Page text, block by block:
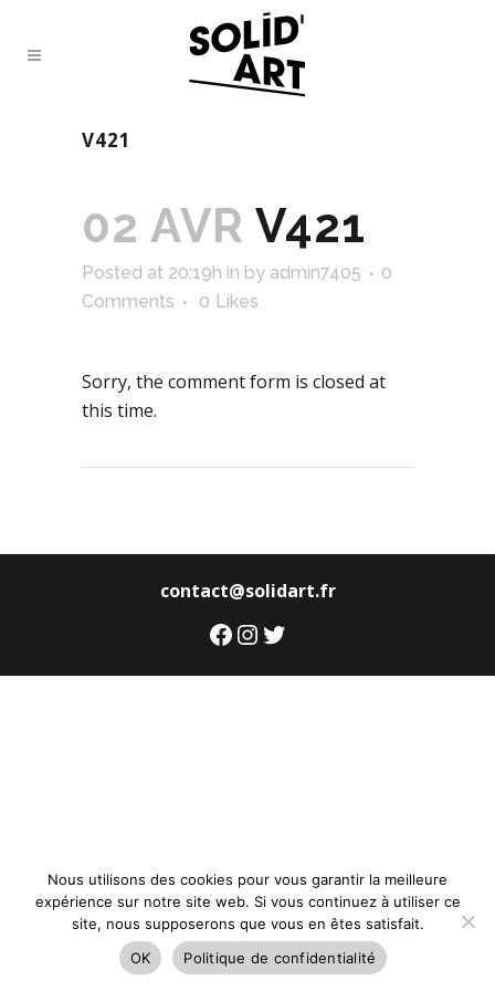
V421
02 AVR V421
Posted at 20:19h in by admin7405
0
Comments
0 Likes
Sorry, the comment form is closed at
this time.
contact@solidart.fr
Facebook
Instagram
Twitter
Nous utilisons des cookies pour vous garantir la meilleure
expérience sur notre site web. Si vous continuez à utiliser ce
site, nous supposerons que vous en êtes satisfait.
OK
Politique de confidentialité